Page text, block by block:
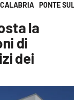
PONTE
la
di
dei